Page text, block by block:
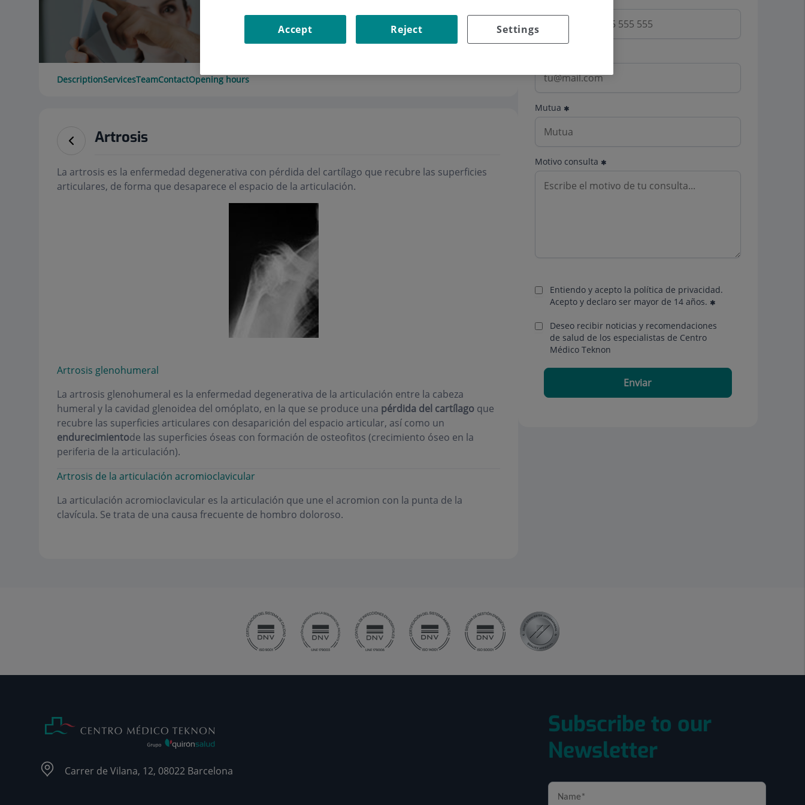
DescriptionServicesTeamContactOpening hours
Artrosis
La artrosis es la enfermedad degenerativa con pérdida del cartílago que recubre las superficies
articulares, de forma que desaparece el espacio de la articulación.
Artrosis glenohumeral
La artrosis glenohumeral es la enfermedad degenerativa de la articulación entre la cabeza
humeral y la cavidad glenoidea del omóplato, en la que se produce una pérdida del cartílagoque
recubre las superficies articulares con desaparición del espacio articular, así como un
endurecimientode las superficies óseas con formación de osteofitos (crecimiento óseo en la
periferia de la articulación).
Artrosis de la articulación acromioclavicular
La articulación acromioclavicular es la articulación que une el acromion con la punta de la
clavícula. Se trata de una causa frecuente de hombro doloroso.
Mutua
Motivo consulta
Entiendo y acepto la política de privacidad.
Acepto y declaro ser mayor de 14 años.
Deseo recibir noticias y recomendaciones
de salud de los especialistas de Centro
Médico Teknon
Enviar
Carrer de Vilana, 12, 08022 Barcelona
Subscribe to our
Newsletter
Settings
Reject
Accept